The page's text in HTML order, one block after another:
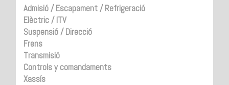
Admisió / Escapament / Refrigeració
Elèctric / ITV
Suspensió / Direcció
Frens
Transmisió
Controls y comandaments
Xassís